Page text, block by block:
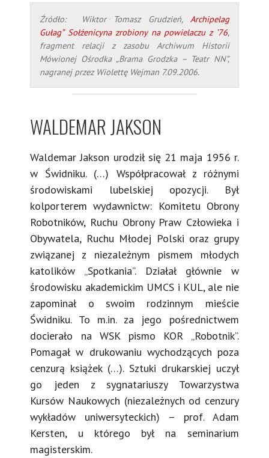
Źródło: Wiktor Tomasz Grudzień, Archipelag
Gułag” Sołżenicyna zrobiony na powielaczu z ’76,
fragment relacji z zasobu Archiwum Historii
Mówionej Ośrodka „Brama Grodzka – Teatr NN”,
nagranej przez Wiolettę Wejman 7.09.2006.
WALDEMAR JAKSON
Waldemar Jakson urodził się 21 maja 1956 r.
w Świdniku. (…) Współpracował z różnymi
środowiskami lubelskiej opozycji. Był
kolporterem wydawnictw: Komitetu Obrony
Robotników, Ruchu Obrony Praw Człowieka i
Obywatela, Ruchu Młodej Polski oraz grupy
związanej z niezależnym pismem młodych
katolików „Spotkania”. Działał głównie w
środowisku akademickim UMCS i KUL, ale nie
zapominał o swoim rodzinnym mieście
Świdniku. To m.in. za jego pośrednictwem
docierało na WSK pismo KOR „Robotnik”.
Pomagał w drukowaniu wychodzących poza
cenzurą książek (…). Sztuki drukarskiej uczył
go jeden z sygnatariuszy Towarzystwa
Kursów Naukowych (niezależnych od cenzury
wykładów uniwersyteckich) – prof. Adam
Kersten, u którego był na seminarium
magisterskim.